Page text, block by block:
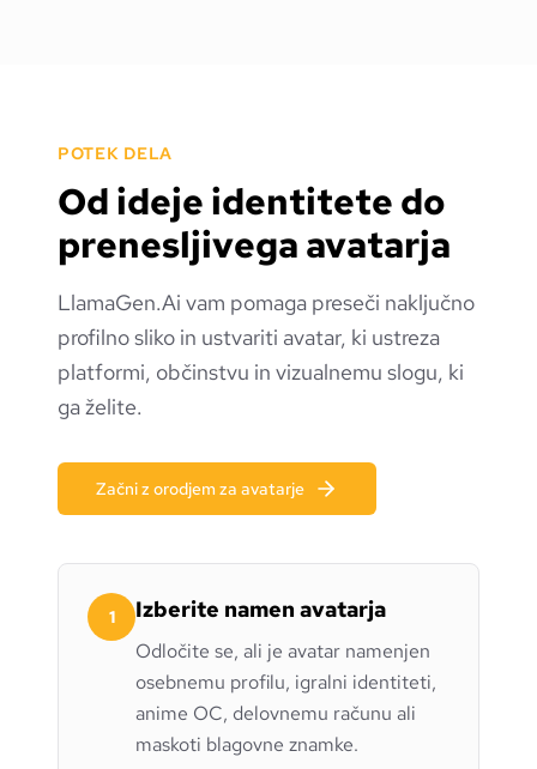
POTEK DELA
Od ideje identitete do
prenesljivega avatarja
LlamaGen.Ai vam pomaga preseči naključno
profilno sliko in ustvariti avatar, ki ustreza
platformi, občinstvu in vizualnemu slogu, ki
ga želite.
Začni z orodjem za avatarje
1 Izberite namen avatarja
Odločite se, ali je avatar namenjen
osebnemu profilu, igralni identiteti,
anime OC, delovnemu računu ali
maskoti blagovne znamke.